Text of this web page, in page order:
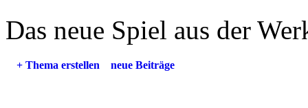
Das neue Spiel aus der
+ Thema erstellen neue Beiträge